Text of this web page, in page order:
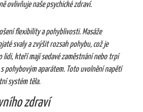
ovlivňuje naše psychické zdraví.
flexibility a pohyblivosti. Masáže
svaly a zvýšit rozsah pohybu, což je
lidi, kteří mají sedavé zaměstnání nebo trpí
pohybovým aparátem. Toto uvolnění napětí
systém těla.
zdraví